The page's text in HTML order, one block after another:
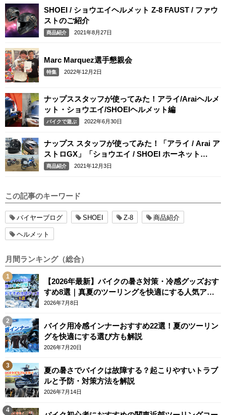
SHOEI / ショウエイヘルメット Z-8 FAUST / ファウ
ストのご紹介
商品紹介 2021年8月27日
Marc Marquez選手懇親会
特集 2022年12月2日
ナップススタッフが使ってみた！アライ/Araiヘルメ
ット・ショウエイ/SHOEIヘルメット編
バイクで遊ぶ 2022年6月30日
ナップス スタッフが使ってみた！「アライ / Arai ア
ストロGX」「ショウエイ / SHOEI ホーネット
ADV」
商品紹介 2021年12月3日
この記事のキーワード
バイヤーブログ SHOEI Z-8 商品紹介
ヘルメット
月間ランキング（総合）
【2026年最新】バイクの暑さ対策・冷感グッズおす
すめ8選｜真夏のツーリングを快適にする人気アイ
テム
2026年7月8日
バイク用冷感インナーおすすめ22選！夏のツーリン
グを快適にする選び方も解説
2026年7月20日
夏の暑さでバイクは故障する？起こりやすいトラブ
ルと予防・対策方法を解説
2026年7月14日